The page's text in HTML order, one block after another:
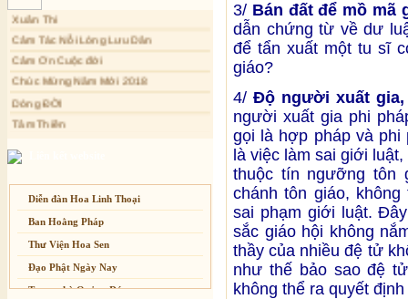
Cải đạo: Nguyên nhân & giải pháp
Nỗi lòng của các bệnh nhân nghèo
An Giang: Tịnh thất Quy Nguyên
phát quà từ thiện tại xã Cư Yang
Tịnh xá Ngọc Đăng khai giảng Thiền
Cảm Tác Nỗi Lòng Lưu Dân
Cảm Ơn Cuộc đời
Chúc Mừng Năm Mới 2018
Dòng ĐỜI
Tâm Thiền
Chuông Ngân
Kính mừng Phật Đản
Kiếp này
Diễn đàn Hoa Linh Thoại
Ban Hoằng Pháp
Thư Viện Hoa Sen
Đạo Phật Ngày Nay
Trang nhà Quảng Đức
3/ Bán đất để mồ mã
dẫn chứng từ về dư
để tẩn xuất một tu sĩ
giáo?
4/ Độ người xuất
người xuất gia phi
gọi là hợp pháp và phi
là việc làm sai giới
thuộc tín ngưỡng tôn
chánh tôn giáo,
sai phạm giới luật.
sắc giáo hội không
thầy của nhiều đệ tử
như thế bảo sao đệ
không thể ra quyết